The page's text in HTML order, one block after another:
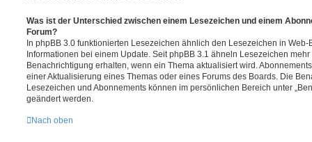
Was ist der Unterschied zwischen einem Lesezeichen und einem
Forum?
In phpBB 3.0 funktionierten Lesezeichen ähnlich den Lesezeichen in
Informationen bei einem Update. Seit phpBB 3.1 ähneln Lesezeichen
Benachrichtigung erhalten, wenn ein Thema aktualisiert wird.
einer Aktualisierung eines Themas oder eines Forums des Boards. Die
Lesezeichen und Abonnements können im persönlichen Bereich unter
geändert werden.
Nach oben